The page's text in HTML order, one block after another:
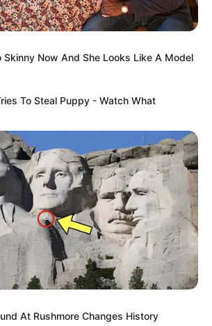
Now And She Looks Like A Model
To Steal Puppy - Watch What
At Rushmore Changes History